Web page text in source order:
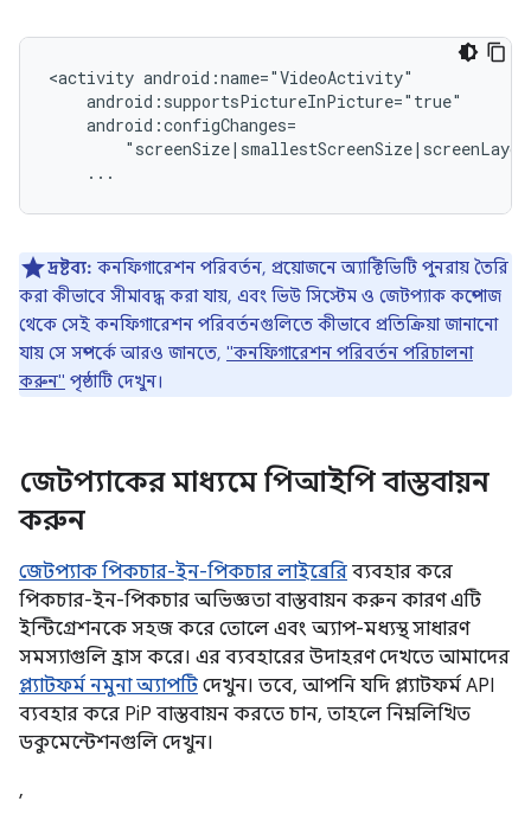
<activity
দ্রষ্টব্য: কনফিগারেশন পরিবর্তন, প্রয়োজনে অ্যাক্টিভিটি পুনরায় তৈরি
করা কীভাবে সীমাবদ্ধ করা যায়, এবং ভিউ সিস্টেম ও জেটপ্যাক কম্পোজ
থেকে সেই কনফিগারেশন পরিবর্তনগুলিতে কীভাবে প্রতিক্রিয়া জানানো
যায় সে সম্পর্কে আরও জানতে, "কনফিগারেশন পরিবর্তন পরিচালনা
করুন" পৃষ্ঠাটি দেখুন।
জেটপ্যাকের মাধ্যমে পিআইপি বাস্তবায়ন
করুন
জেটপ্যাক পিকচার-ইন-পিকচার লাইব্রেরি ব্যবহার করে
পিকচার-ইন-পিকচার অভিজ্ঞতা বাস্তবায়ন করুন কারণ এটি
ইন্টিগ্রেশনকে সহজ করে তোলে এবং অ্যাপ-মধ্যস্থ সাধারণ
সমস্যাগুলি হ্রাস করে। এর ব্যবহারের উদাহরণ দেখতে আমাদের
প্ল্যাটফর্ম নমুনা অ্যাপটি দেখুন। তবে, আপনি যদি প্ল্যাটফর্ম API
ব্যবহার করে PiP বাস্তবায়ন করতে চান, তাহলে নিম্নলিখিত
ডকুমেন্টেশনগুলি দেখুন।
,